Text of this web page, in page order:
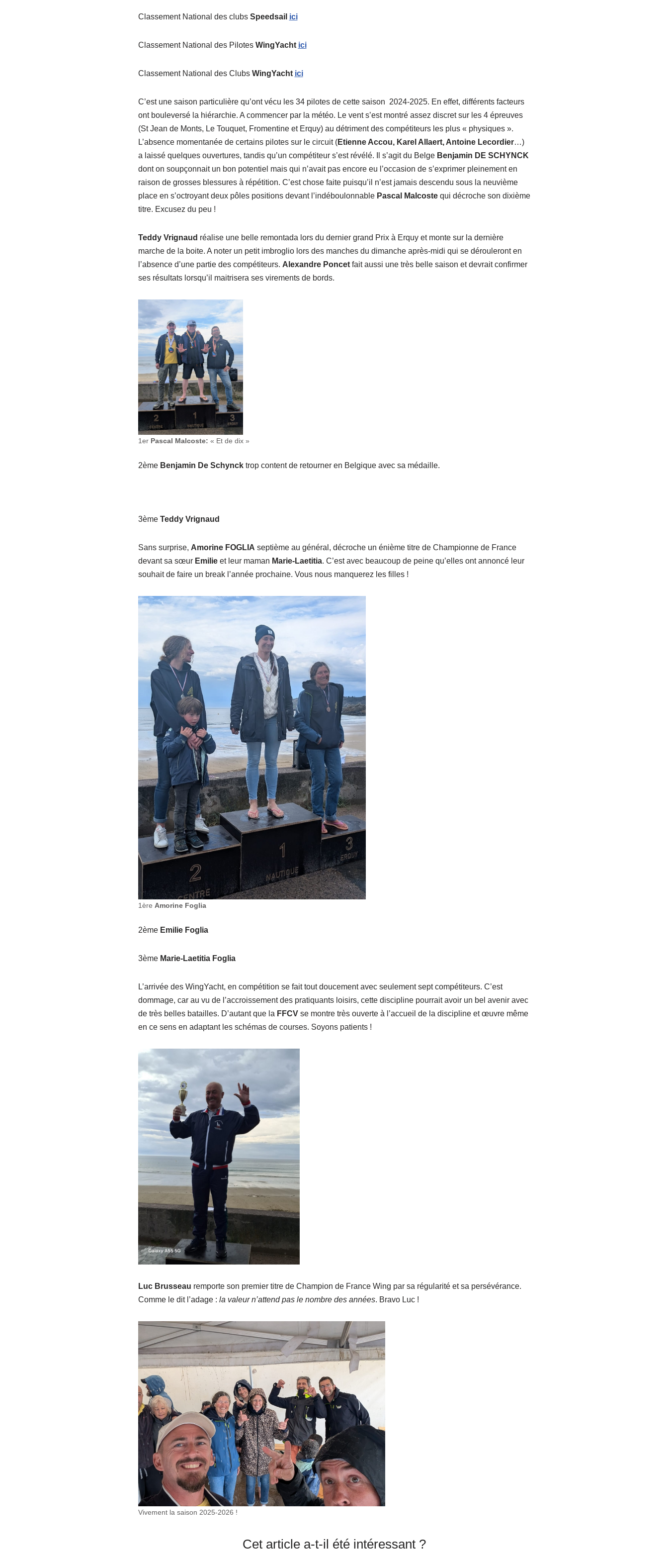
Classement National des clubs Speedsail ici
Classement National des Pilotes WingYacht ici
Classement National des Clubs WingYacht ici
C’est une saison particulière qu’ont vécu les 34 pilotes de cette saison 2024-2025. En effet, différents facteurs
ont bouleversé la hiérarchie. A commencer par la météo. Le vent s’est montré assez discret sur les 4 épreuves
(St Jean de Monts, Le Touquet, Fromentine et Erquy) au détriment des compétiteurs les plus « physiques ».
L’absence momentanée de certains pilotes sur le circuit (Etienne Accou, Karel Allaert, Antoine Lecordier…)
a laissé quelques ouvertures, tandis qu’un compétiteur s’est révélé. Il s’agit du Belge Benjamin DE SCHYNCK
dont on soupçonnait un bon potentiel mais qui n’avait pas encore eu l’occasion de s’exprimer pleinement en
raison de grosses blessures à répétition. C’est chose faite puisqu’il n’est jamais descendu sous la neuvième
place en s’octroyant deux pôles positions devant l’indéboulonnable Pascal Malcostequi décroche son dixième
titre. Excusez du peu !
Teddy Vrignaud réalise une belle remontada lors du dernier grand Prix à Erquy et monte sur la dernière
marche de la boite. A noter un petit imbroglio lors des manches du dimanche après-midi qui se dérouleront en
l’absence d’une partie des compétiteurs. Alexandre Poncetfait aussi une très belle saison et devrait confirmer
ses résultats lorsqu’il maitrisera ses virements de bords.
1er Pascal Malcoste: « Et de dix »
2ème Benjamin De Schyncktrop content de retourner en Belgique avec sa médaille.
3ème Teddy Vrignaud
Sans surprise, Amorine FOGLIA septième au général, décroche un énième titre de Championne de France
devant sa sœur Emilieet leur maman Marie-Laetitia. C’est avec beaucoup de peine qu’elles ont annoncé leur
souhait de faire un break l’année prochaine. Vous nous manquerez les filles !
1ère Amorine Foglia
2ème Emilie Foglia
3ème Marie-Laetitia Foglia
L’arrivée des WingYacht, en compétition se fait tout doucement avec seulement sept compétiteurs. C’est
dommage, car au vu de l’accroissement des pratiquants loisirs, cette discipline pourrait avoir un bel avenir avec
de très belles batailles. D’autant que la FFCVse montre très ouverte à l’accueil de la discipline et œuvre même
en ce sens en adaptant les schémas de courses. Soyons patients !
Luc Brusseau remporte son premier titre de Champion de France Wing par sa régularité et sa persévérance.
Comme le dit l’adage : la valeur n’attend pas le nombre des années. Bravo Luc !
Vivement la saison 2025-2026 !
Cet article a-t-il été intéressant ?